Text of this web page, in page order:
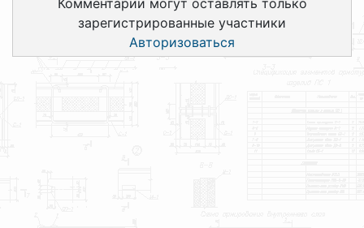
Комментарии могут оставлять только
зарегистрированные участники
Авторизоваться